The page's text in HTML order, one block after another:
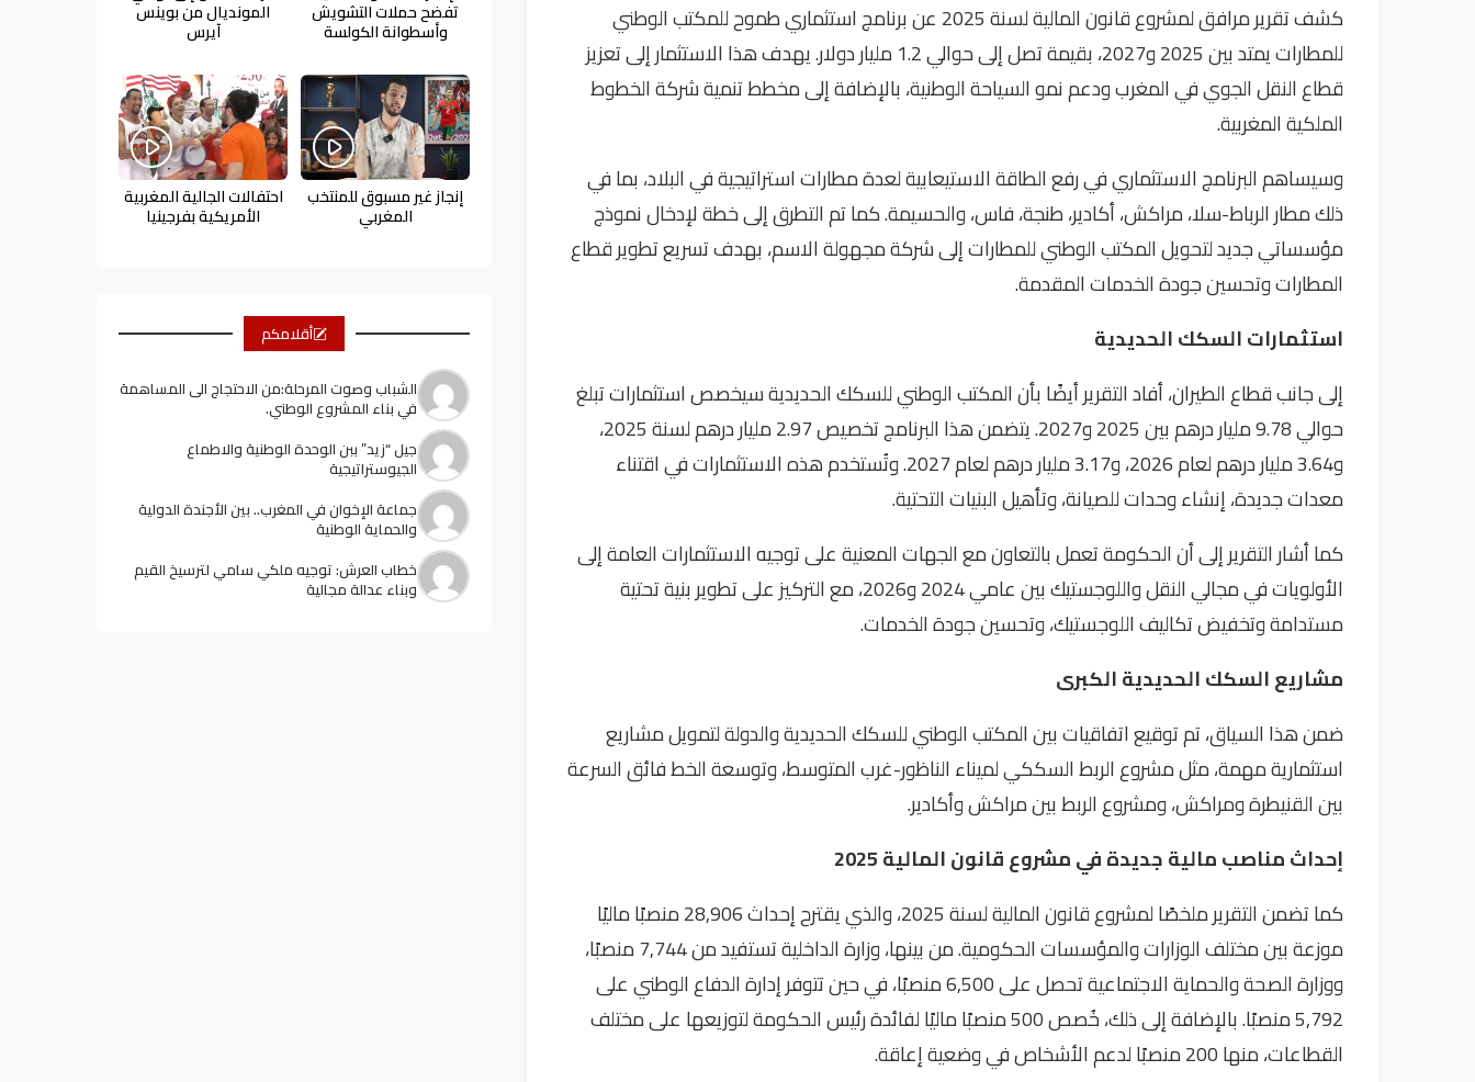
كشف تقرير مرافق لمشروع قانون المالية لسنة 2025 عن برنامج استثماري طموح للمكتب الوطني
للمطارات يمتد بين 2025 و2027، بقيمة تصل إلى حوالي 1.2 مليار دولار. يهدف هذا الاستثمار إلى تعزيز
قطاع النقل الجوي في المغرب ودعم نمو السياحة الوطنية، بالإضافة إلى مخطط تنمية شركة الخطوط
الملكية المغربية.
وسيساهم البرنامج الاستثماري في رفع الطاقة الاستيعابية لعدة مطارات استراتيجية في البلاد، بما في
ذلك مطار الرباط-سلا، مراكش، أكادير، طنجة، فاس، والحسيمة. كما تم التطرق إلى خطة لإدخال نموذج
مؤسساتي جديد لتحويل المكتب الوطني للمطارات إلى شركة مجهولة الاسم، بهدف تسريع تطوير قطاع
المطارات وتحسين جودة الخدمات المقدمة.
استثمارات السكك الحديدية
إلى جانب قطاع الطيران، أفاد التقرير أيضًا بأن المكتب الوطني للسكك الحديدية سيخصص استثمارات تبلغ
حوالي 9.78 مليار درهم بين 2025 و2027. يتضمن هذا البرنامج تخصيص 2.97 مليار درهم لسنة 2025،
و3.64 مليار درهم لعام 2026، و3.17 مليار درهم لعام 2027. وتُستخدم هذه الاستثمارات في اقتناء
معدات جديدة، إنشاء وحدات للصيانة، وتأهيل البنيات التحتية.
كما أشار التقرير إلى أن الحكومة تعمل بالتعاون مع الجهات المعنية على توجيه الاستثمارات العامة إلى
الأولويات في مجالي النقل واللوجستيك بين عامي 2024 و2026، مع التركيز على تطوير بنية تحتية
مستدامة وتخفيض تكاليف اللوجستيك، وتحسين جودة الخدمات.
مشاريع السكك الحديدية الكبرى
ضمن هذا السياق، تم توقيع اتفاقيات بين المكتب الوطني للسكك الحديدية والدولة لتمويل مشاريع
استثمارية مهمة، مثل مشروع الربط السككي لميناء الناظور-غرب المتوسط، وتوسعة الخط فائق السرعة
بين القنيطرة ومراكش، ومشروع الربط بين مراكش وأكادير.
إحداث مناصب مالية جديدة في مشروع قانون المالية 2025
كما تضمن التقرير ملخصًا لمشروع قانون المالية لسنة 2025، والذي يقترح إحداث 28,906 منصبًا ماليًا
موزعة بين مختلف الوزارات والمؤسسات الحكومية. من بينها، وزارة الداخلية تستفيد من 7,744 منصبًا،
ووزارة الصحة والحماية الاجتماعية تحصل على 6,500 منصبًا، في حين تتوفر إدارة الدفاع الوطني على
5,792 منصبًا. بالإضافة إلى ذلك، خُصص 500 منصبًا ماليًا لفائدة رئيس الحكومة لتوزيعها على مختلف
القطاعات، منها 200 منصبًا لدعم الأشخاص في وضعية إعاقة.
تفضح حملات التشويش
وأسطوانة الكولسة
المونديال من بوينس
آيرس
إنجاز غير مسبوق للمنتخب
المغربي
احتفالات الجالية المغربية
الأمريكية بفرجينيا
أقلامكم
الشباب وصوت المرحلة:من الاحتجاج الى المساهمة
في بناء المشروع الوطني.
جيل “زيد” ببن الوحدة الوطنية والاطماع
الجيوستراتيجية
جماعة الإخوان في المغرب.. بين الأجندة الدولية
والحماية الوطنية
خطاب العرش: توجيه ملكي سامي لترسيخ القيم
وبناء عدالة مجالية